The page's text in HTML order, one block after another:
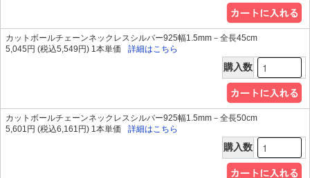
カットボールチェーンネックレスシルバー925幅1.5mm－全長45cm
5,045円 (税込5,549円) 1本単価
詳細はこちら
購入数
カットボールチェーンネックレスシルバー925幅1.5mm－全長50cm
5,601円 (税込6,161円) 1本単価
詳細はこちら
購入数